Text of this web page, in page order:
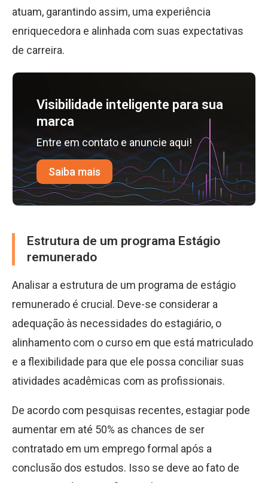
atuam, garantindo assim, uma experiência
enriquecedora e alinhada com suas expectativas
de carreira.
Visibilidade inteligente para sua
marca
Entre em contato e anuncie aqui!
Saiba mais
Estrutura de um programa Estágio
remunerado
Analisar a estrutura de um programa de estágio
remunerado é crucial. Deve-se considerar a
adequação às necessidades do estagiário, o
alinhamento com o curso em que está matriculado
e a flexibilidade para que ele possa conciliar suas
atividades acadêmicas com as profissionais.
De acordo com pesquisas recentes, estagiar pode
aumentar em até 50% as chances de ser
contratado em um emprego formal após a
conclusão dos estudos. Isso se deve ao fato de